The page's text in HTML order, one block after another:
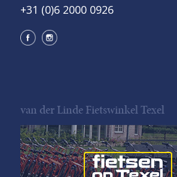
+31 (0)6 2000 0926
van der Linde Fietswinkel Texel